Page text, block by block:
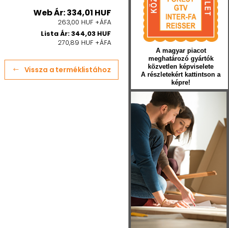
Web Ár: 334,01 HUF
263,00 HUF +ÁFA
Lista Ár: 344,03 HUF
270,89 HUF +ÁFA
Vissza a terméklistához
A magyar piacot
meghatározó gyártók
közvetlen képviselete
A részletekért kattintson a
képre!